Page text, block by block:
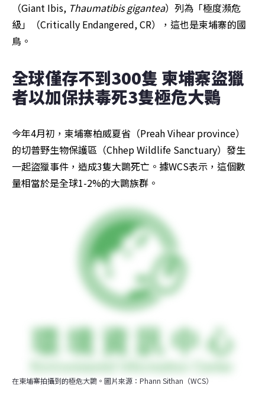
（Giant Ibis, Thaumatibis gigantea）列為「極度瀕危
級」（Critically Endangered, CR），這也是柬埔寨的國
鳥。
全球僅存不到300隻 柬埔寨盜獵
者以加保扶毒死3隻極危大䴉
今年4月初，柬埔寨柏威夏省（Preah Vihear province）
的切普野生物保護區（Chhep Wildlife Sanctuary）發生
一起盜獵事件，造成3隻大䴉死亡。據WCS表示，這個數
量相當於是全球1-2%的大䴉族群。
在柬埔寨拍攝到的極危大䴉。圖片來源：Phann Sithan（WCS）